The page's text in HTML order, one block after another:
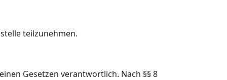
teilzunehmen.
Gesetzen verantwortlich. Nach §§ 8